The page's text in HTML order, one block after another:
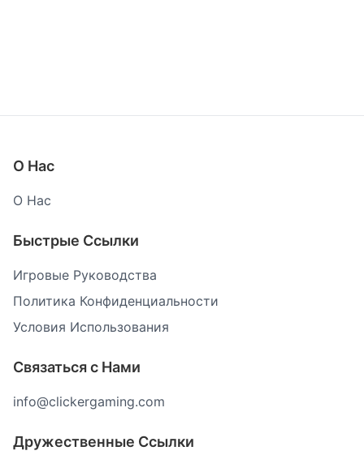
О Нас
О Нас
Быстрые Ссылки
Игровые Руководства
Политика Конфиденциальности
Условия Использования
Связаться с Нами
info@clickergaming.com
Дружественные Ссылки